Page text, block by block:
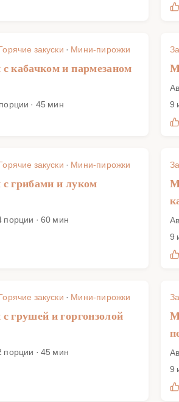
закуски · Мини-пирожки
кабачком и пармезаном
· 45 мин
9
закуски · Мини-пирожки
грибами и луком
порции · 60 мин
9
закуски · Мини-пирожки
грушей и горгонзолой
порции · 45 мин
9